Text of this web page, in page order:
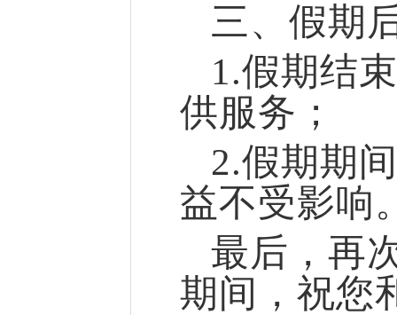
三、假期
1.假期结
供服务；
2.假期期
益不受影响
最后，再
期间，祝您